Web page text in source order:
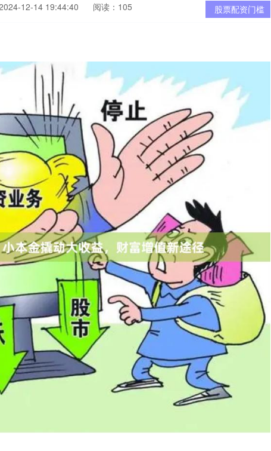
股票配资门槛
12-14 19:44:40 阅读：105